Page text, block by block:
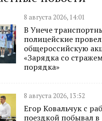
8 августа 2026, 14:01
В Унече
полицейские
общероссийскую
«Зарядка со
порядка»
8 августа 2026, 13:52
Егор Ковальчук с
поездкой побывал в